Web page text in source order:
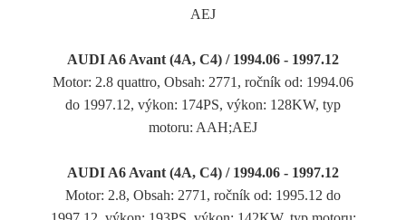
AEJ
AUDI A6 Avant (4A, C4) / 1994.06 - 1997.12
Motor: 2.8 quattro, Obsah: 2771, ročník od: 1994.06
do 1997.12, výkon: 174PS, výkon: 128KW, typ
motoru: AAH;AEJ
AUDI A6 Avant (4A, C4) / 1994.06 - 1997.12
Motor: 2.8, Obsah: 2771, ročník od: 1995.12 do